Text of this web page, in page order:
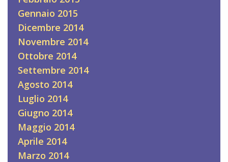
Gennaio 2015
Dicembre 2014
Novembre 2014
Ottobre 2014
Settembre 2014
Agosto 2014
Luglio 2014
Giugno 2014
Maggio 2014
Aprile 2014
Marzo 2014